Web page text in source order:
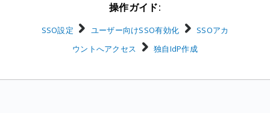
操作ガイド:
SSO設定 ユーザー向けSSO有効化
SSOアカ
ウントへアクセス
独自IdP作成